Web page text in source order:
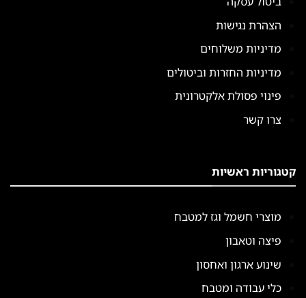
הצהרת נגישות
מדיניות משלוחים
מדיניות החזרות וביטולים
פינוי פסולת אלקטרונית
צרו קשר
קטגוריות ראשיות
מוצרי חשמל וגז למטבח
פיצה וטאבון
שינוע ארגון ואחסון
כלי עבודה ומטבח